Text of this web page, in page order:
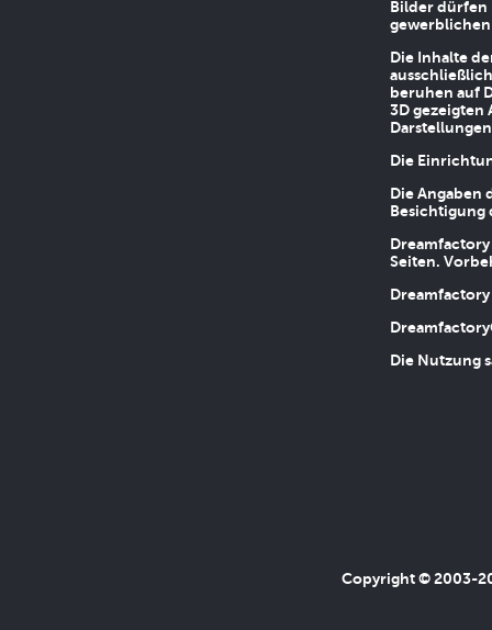
Bilder dürfen
Die Inhalte
beruhen auf
3D gezeigten
Die
Die
Besichtigung
Seiten.
Die Nutzung
Copyright © 2003-